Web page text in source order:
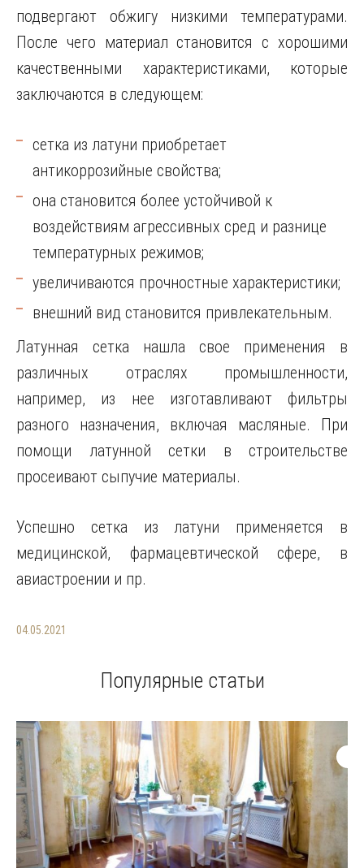
подвергают обжигу низкими температурами.
После чего материал становится с хорошими
качественными характеристиками, которые
заключаются в следующем:
сетка из латуни приобретает
антикоррозийные свойства;
она становится более устойчивой к
воздействиям агрессивных сред и разнице
температурных режимов;
увеличиваются прочностные характеристики;
внешний вид становится привлекательным.
Латунная сетка нашла свое применения в
различных отраслях промышленности,
например, из нее изготавливают фильтры
разного назначения, включая масляные. При
помощи латунной сетки в строительстве
просеивают сыпучие материалы.
Успешно сетка из латуни применяется в
медицинской, фармацевтической сфере, в
авиастроении и пр.
04.05.2021
Популярные статьи